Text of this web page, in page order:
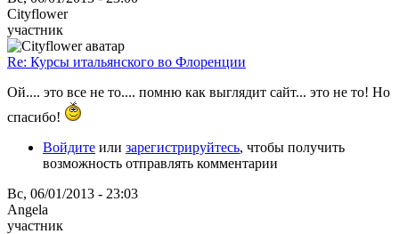
Cityflower
участник
Re: Курсы итальянского во Флоренции
Ой.... это все не то.... помню как выглядит сайт... это не то! Но
спасибо!
Войдите или зарегистрируйтесь, чтобы получить
возможность отправлять комментарии
Вс, 06/01/2013 - 23:03
Angela
участник